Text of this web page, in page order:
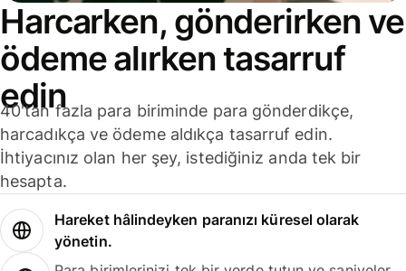
Harcarken, gönderirken ve
ödeme alırken tasarruf
edin
40'tan fazla para biriminde para gönderdikçe,
harcadıkça ve ödeme aldıkça tasarruf edin.
İhtiyacınız olan her şey, istediğiniz anda tek bir
hesapta.
Hareket hâlindeyken paranızı küresel olarak
yönetin.